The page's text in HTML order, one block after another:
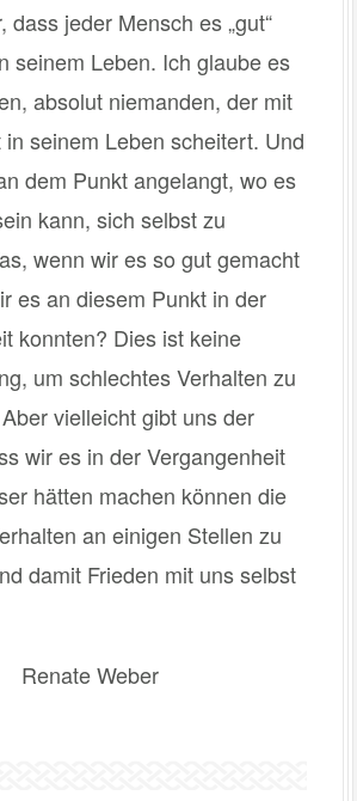
dass jeder Mensch es „gut“
seinem Leben. Ich glaube es
absolut niemanden, der mit
seinem Leben scheitert. Und
dem Punkt angelangt, wo es
kann, sich selbst zu
wenn wir es so gut gemacht
es an diesem Punkt in der
konnten? Dies ist keine
um schlechtes Verhalten zu
vielleicht gibt uns der
wir es in der Vergangenheit
hätten machen können die
an einigen Stellen zu
damit Frieden mit uns selbst
Renate Weber